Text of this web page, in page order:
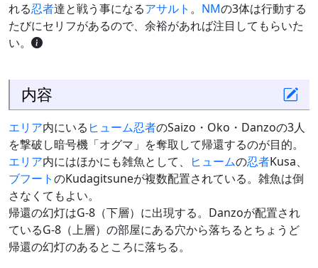
れる忍者達と戦う事になるアサルト 。 NMの3体は行動する
たびにセリフがあるので、余裕があれば注目してもらいた
い。
内容
エリア内にいる ヒューム忍者のSaizo・Oko・Danzoの3人
を撃破し暗号機「オグマ」を奪取して帰還するのが目的。
エリア内にはほかにも雑魚として、 ヒュームの忍者Kusa、
ブフートのKudagitsuneが複数配置されている。雑魚は倒
さなくてもよい。
帰還の幻灯はG-8（下層）に出現する。Danzoが配置され
ているG-8（上層）の部屋にある穴から落ちるとちょうど
帰還の幻灯のあるところに落ちる。